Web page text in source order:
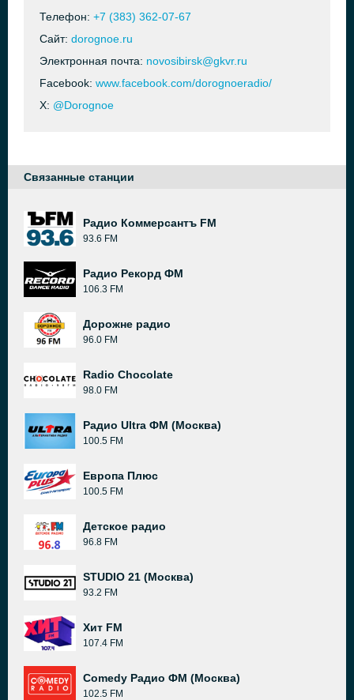
Телефон: +7 (383) 362-07-67
Сайт: dorognoe.ru
Электронная почта: novosibirsk@gkvr.ru
Facebook: www.facebook.com/dorognoeradio/
X: @Dorognoe
Связанные станции
Радио Коммерсантъ FM
93.6 FM
Радио Рекорд ФМ
106.3 FM
Дорожне радио
96.0 FM
Radio Chocolate
98.0 FM
Радио Ultra ФМ (Москва)
100.5 FM
Европа Плюс
100.5 FM
Детское радио
96.8 FM
STUDIO 21 (Москва)
93.2 FM
Хит FM
107.4 FM
Comedy Радио ФМ (Москва)
102.5 FM